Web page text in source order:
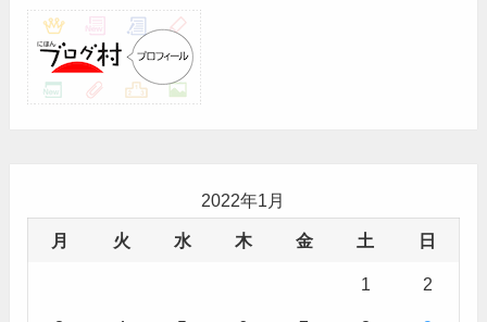
2022年1月
月 火 水 木 金 土 日
1 2